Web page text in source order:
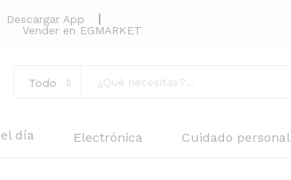
Descargar App
Vender en EGMARKET
Todo
día Electrónica Cuidado personal
Valoraciones (0)